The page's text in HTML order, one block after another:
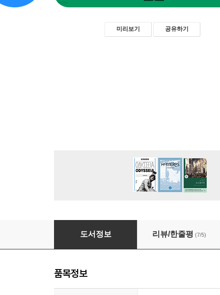
미리보기 공유하기
모든 교실은 신경다양성 교실이다
도서정보 리뷰/한줄평 (7/5)
품목정보